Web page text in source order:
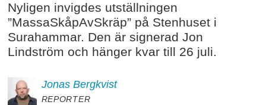
Nyligen invigdes utställningen
”MassaSkåpAvSkräp” på Stenhuset i
Surahammar. Den är signerad Jon
Lindström och hänger kvar till 26 juli.
Jonas Bergkvist
REPORTER